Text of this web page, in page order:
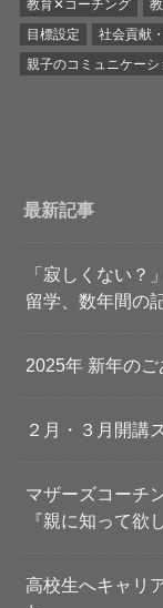
教育✕コーチング
目標設定
社会貢献
親子のコミュニケーシ
最新記事
「寂しくない？
留学、数年間の
2025年 新年のご
２月・３月開講
マザーズコーチ
『親に知って欲
高校生へキャリ